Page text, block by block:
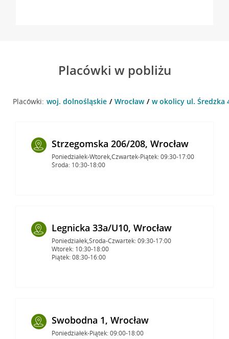
Placówki w pobliżu
Placówki: woj. dolnośląskie Wrocław w okolicy ul. Średzka
Strzegomska 206/208, Wrocław
Poniedziałek-Wtorek,Czwartek-Piątek: 09:30-17:00
Środa: 10:30-18:00
Legnicka 33a/U10, Wrocław
Poniedziałek,Środa-Czwartek: 09:30-17:00
Wtorek: 10:30-18:00
Piątek: 08:30-16:00
Swobodna 1, Wrocław
Poniedziałek-Piątek: 09:00-18:00